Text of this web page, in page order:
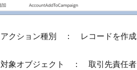
アクション種別 ： レコードを作成
対象オブジェクト ： 取引先責任者